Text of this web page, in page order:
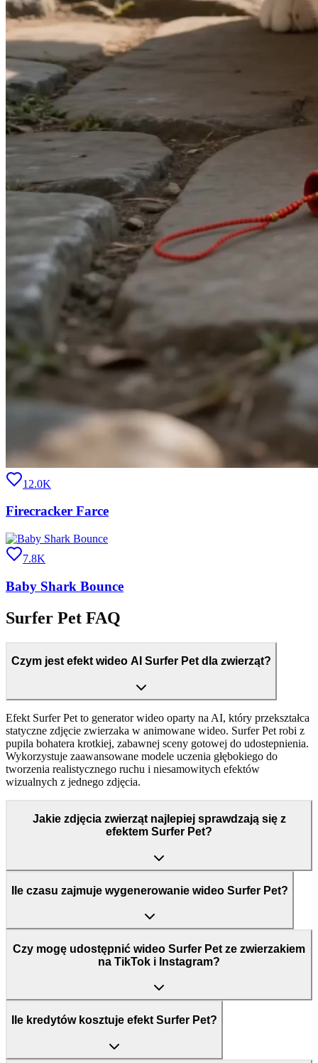
12.0K
Firecracker Farce
7.8K
Baby Shark Bounce
Surfer Pet FAQ
Czym jest efekt wideo AI Surfer Pet dla zwierząt?
Efekt Surfer Pet to generator wideo oparty na AI, który przekształca
statyczne zdjęcie zwierzaka w animowane wideo. Surfer Pet robi z
pupila bohatera krotkiej, zabawnej sceny gotowej do udostepnienia.
Wykorzystuje zaawansowane modele uczenia głębokiego do
tworzenia realistycznego ruchu i niesamowitych efektów
wizualnych z jednego zdjęcia.
Jakie zdjęcia zwierząt najlepiej sprawdzają się z
efektem Surfer Pet?
Ile czasu zajmuje wygenerowanie wideo Surfer Pet?
Czy mogę udostępnić wideo Surfer Pet ze zwierzakiem
na TikTok i Instagram?
Ile kredytów kosztuje efekt Surfer Pet?